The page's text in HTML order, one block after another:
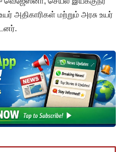
அதிகாரிகள் மற்றும் அரசு உயர்